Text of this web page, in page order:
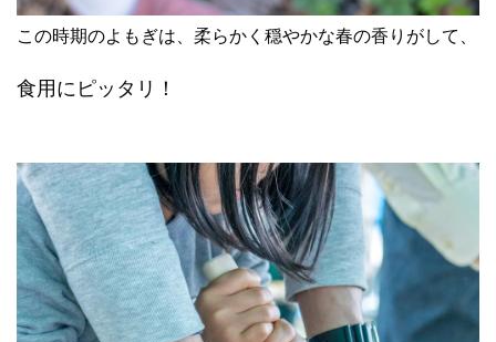
この時期のよもぎは、柔らかく穏やかな春の香りがして、
食用にピッタリ！